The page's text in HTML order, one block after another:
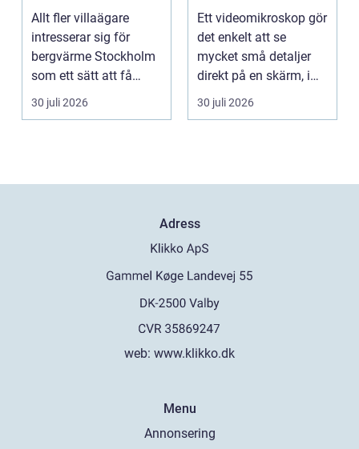
denna
uppvärmning
Allt fler villaägare
intresserar sig för
bergvärme Stockholm
som ett sätt att få
lägre uppvärmningsk...
30 juli 2026
Ett videomikroskop gör
det enkelt att se
mycket små detaljer
direkt på en skärm, i
stället för genom...
30 juli 2026
Adress
web: www.klikko.dk
Menu
Annonsering